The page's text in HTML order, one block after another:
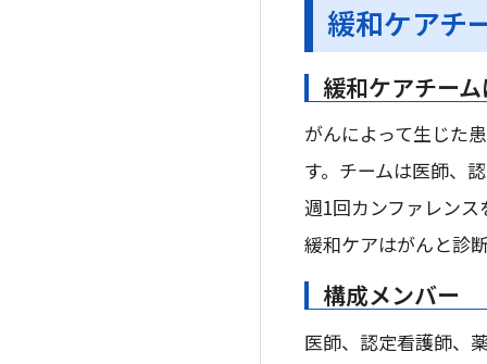
緩和ケアチ
緩和ケアチー
がんによって生じた
す。チームは医師、
週1回カンファレン
緩和ケアはがんと診
構成メンバー
医師、認定看護師、